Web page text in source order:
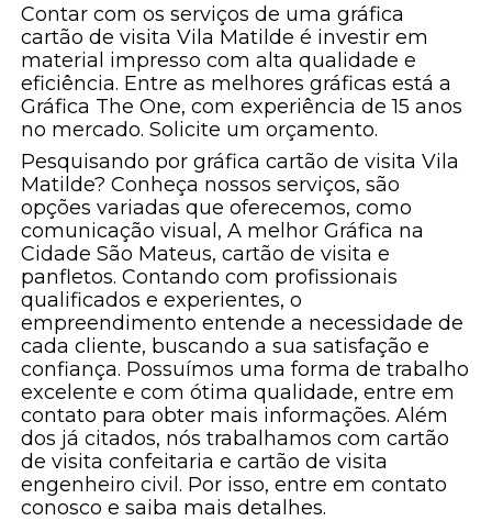
Contar com os serviços de uma gráfica
cartão de visita Vila Matilde é investir em
material impresso com alta qualidade e
eficiência. Entre as melhores gráficas está a
Gráfica The One, com experiência de 15 anos
no mercado. Solicite um orçamento.
Pesquisando por gráfica cartão de visita Vila
Matilde? Conheça nossos serviços, são
opções variadas que oferecemos, como
comunicação visual, A melhor Gráfica na
Cidade São Mateus, cartão de visita e
panfletos. Contando com profissionais
qualificados e experientes, o
empreendimento entende a necessidade de
cada cliente, buscando a sua satisfação e
confiança. Possuímos uma forma de trabalho
excelente e com ótima qualidade, entre em
contato para obter mais informações. Além
dos já citados, nós trabalhamos com cartão
de visita confeitaria e cartão de visita
engenheiro civil. Por isso, entre em contato
conosco e saiba mais detalhes.